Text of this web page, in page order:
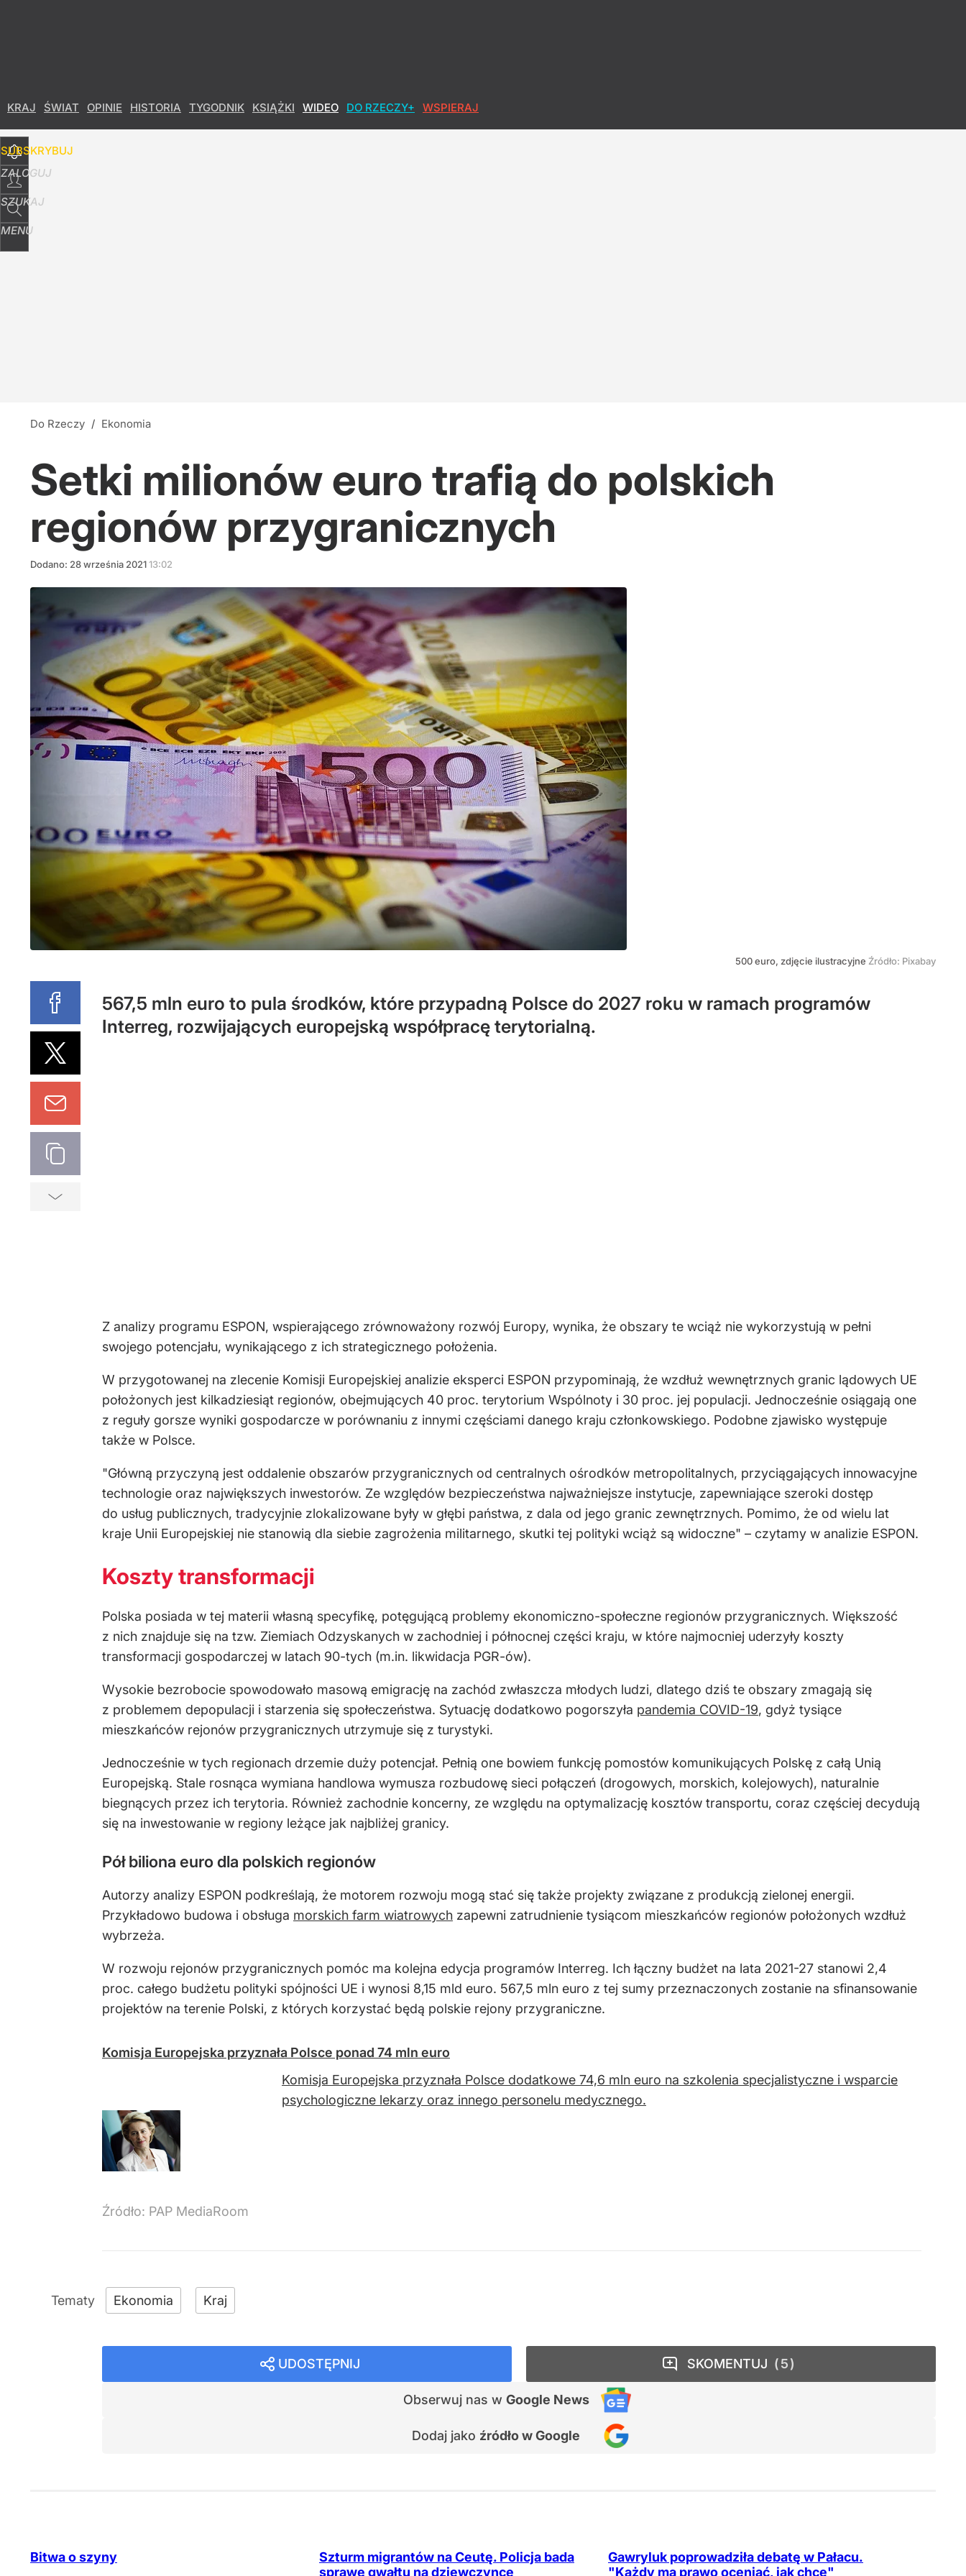
KRAJ ŚWIAT OPINIE HISTORIA TYGODNIK KSIĄŻKI WIDEO DO RZECZY+ WSPIERAJ
SUBSKRYBUJ
ZALOGUJ
SZUKAJ
MENU
Do Rzeczy / Ekonomia
Setki milionów euro trafią do polskich
regionów przygranicznych
Dodano: 28września 202113:02
500 euro, zdjęcie ilustracyjne Źródło: Pixabay
567,5 mln euro to pula środków, które przypadną Polsce do 2027 roku w ramach programów
Interreg, rozwijających europejską współpracę terytorialną.
Z analizy programu ESPON, wspierającego zrównoważony rozwój Europy, wynika, że obszary te wciąż nie wykorzystują w pełni
swojego potencjału, wynikającego z ich strategicznego położenia.
W przygotowanej na zlecenie Komisji Europejskiej analizie eksperci ESPON przypominają, że wzdłuż wewnętrznych granic lądowych UE
położonych jest kilkadziesiąt regionów, obejmujących 40 proc. terytorium Wspólnoty i 30 proc. jej populacji. Jednocześnie osiągają one
z reguły gorsze wyniki gospodarcze w porównaniu z innymi częściami danego kraju członkowskiego. Podobne zjawisko występuje
także w Polsce.
"Główną przyczyną jest oddalenie obszarów przygranicznych od centralnych ośrodków metropolitalnych, przyciągających innowacyjne
technologie oraz największych inwestorów. Ze względów bezpieczeństwa najważniejsze instytucje, zapewniające szeroki dostęp
do usług publicznych, tradycyjnie zlokalizowane były w głębi państwa, z dala od jego granic zewnętrznych. Pomimo, że od wielu lat
kraje Unii Europejskiej nie stanowią dla siebie zagrożenia militarnego, skutki tej polityki wciąż są widoczne" – czytamy w analizie ESPON.
Koszty transformacji
Polska posiada w tej materii własną specyfikę, potęgującą problemy ekonomiczno-społeczne regionów przygranicznych. Większość
z nich znajduje się na tzw. Ziemiach Odzyskanych w zachodniej i północnej części kraju, w które najmocniej uderzyły koszty
transformacji gospodarczej w latach 90-tych (m.in. likwidacja PGR-ów).
Wysokie bezrobocie spowodowało masową emigrację na zachód zwłaszcza młodych ludzi, dlatego dziś te obszary zmagają się
z problemem depopulacji i starzenia się społeczeństwa. Sytuację dodatkowo pogorszyła pandemia COVID-19, gdyż tysiące
mieszkańców rejonów przygranicznych utrzymuje się z turystyki.
Jednocześnie w tych regionach drzemie duży potencjał. Pełnią one bowiem funkcję pomostów komunikujących Polskę z całą Unią
Europejską. Stale rosnąca wymiana handlowa wymusza rozbudowę sieci połączeń (drogowych, morskich, kolejowych), naturalnie
biegnących przez ich terytoria. Również zachodnie koncerny, ze względu na optymalizację kosztów transportu, coraz częściej decydują
się na inwestowanie w regiony leżące jak najbliżej granicy.
Pół biliona euro dla polskich regionów
Autorzy analizy ESPON podkreślają, że motorem rozwoju mogą stać się także projekty związane z produkcją zielonej energii.
Przykładowo budowa i obsługa morskich farm wiatrowych zapewni zatrudnienie tysiącom mieszkańców regionów położonych wzdłuż
wybrzeża.
W rozwoju rejonów przygranicznych pomóc ma kolejna edycja programów Interreg. Ich łączny budżet na lata 2021-27 stanowi 2,4
proc. całego budżetu polityki spójności UE i wynosi 8,15 mld euro. 567,5 mln euro z tej sumy przeznaczonych zostanie na sfinansowanie
projektów na terenie Polski, z których korzystać będą polskie rejony przygraniczne.
Komisja Europejska przyznała Polsce ponad 74 mln euro
Komisja Europejska przyznała Polsce dodatkowe 74,6 mln euro na szkolenia specjalistyczne i wsparcie
psychologiczne lekarzy oraz innego personelu medycznego.
Źródło: PAP MediaRoom
Ekonomia Kraj
UDOSTĘPNIJ
Obserwuj nas w Google News
Dodaj jako źródło w Google
SKOMENTUJ 5
Bitwa o szyny
Szturm migrantów na Ceutę. Policja bada
sprawę gwałtu na dziewczynce
Gawryluk poprowadziła debatę w Pałacu.
"Każdy ma prawo oceniać, jak chce"